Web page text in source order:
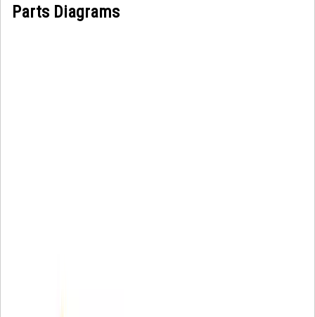
Parts Diagrams